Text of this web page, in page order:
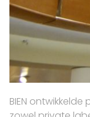
BIEN